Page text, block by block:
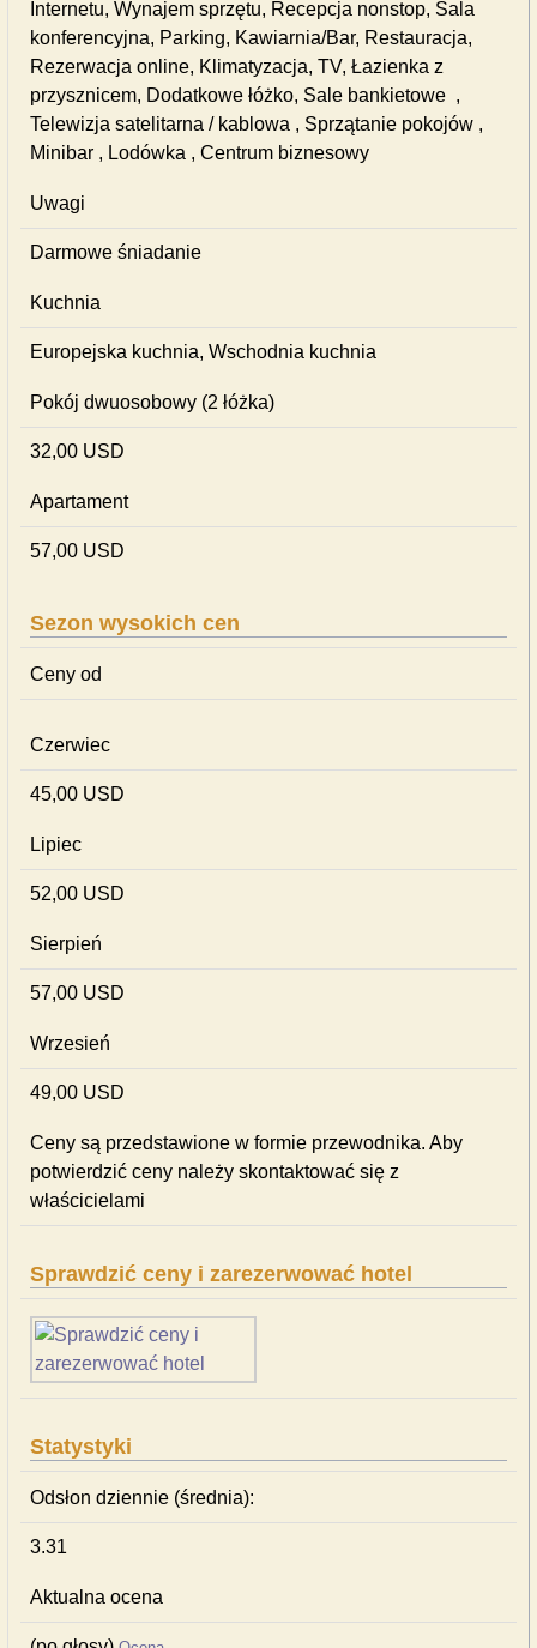
Internetu, Wynajem sprzętu, Recepcja nonstop, Sala
konferencyjna, Parking, Kawiarnia/Bar, Restauracja,
Rezerwacja online, Klimatyzacja, TV, Łazienka z
przysznicem, Dodatkowe łóżko, Sale bankietowe ,
Telewizja satelitarna / kablowa , Sprzątanie pokojów ,
Minibar , Lodówka , Centrum biznesowy
Uwagi
Darmowe śniadanie
Kuchnia
Europejska kuchnia, Wschodnia kuchnia
Pokój dwuosobowy (2 łóżka)
32,00 USD
Apartament
57,00 USD
Sezon wysokich cen
Ceny od
Czerwiec
45,00 USD
Lipiec
52,00 USD
Sierpień
57,00 USD
Wrzesień
49,00 USD
Ceny są przedstawione w formie przewodnika. Aby
potwierdzić ceny należy skontaktować się z
właścicielami
Sprawdzić ceny i zarezerwować hotel
Statystyki
Odsłon dziennie (średnia):
3.31
Aktualna ocena